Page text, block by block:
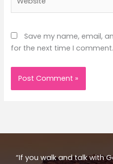
Save my name, email,
for the next time I comment.
“If you walk and talk with